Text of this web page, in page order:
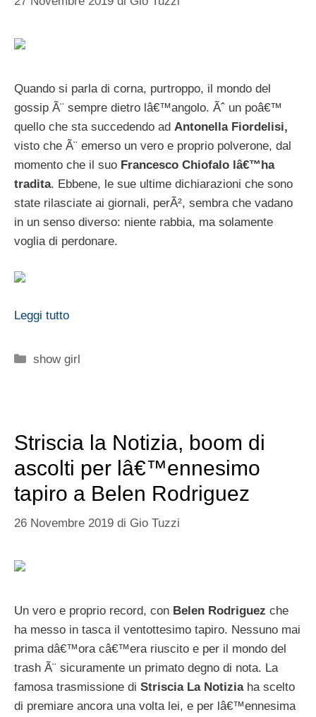
Quando si parla di corna, purtroppo, il mondo del
gossip Ã¨ sempre dietro lâ€™angolo. Ãˆ un poâ€™
quello che sta succedendo ad Antonella Fiordelisi,
visto che Ã¨ emerso un vero e proprio polverone, dal
momento che il suo Francesco Chiofalo lâ€™ha
tradita. Ebbene, le sue ultime dichiarazioni che sono
state rilasciate ai giornali, perÃ², sembra che vadano
in un senso diverso: niente rabbia, ma solamente
voglia di perdonare.
Leggi tutto
Categorie
show girl
Striscia la Notizia, boom di
ascolti per lâ€™ennesimo
tapiro a Belen Rodriguez
26 Novembre 2019 di Gio Tuzzi
Un vero e proprio record, con Belen Rodriguez che
ha messo in tasca il ventottesimo tapiro. Nessuno mai
prima dâ€™ora câ€™era riuscito e per il mondo del
trash Ã¨ sicuramente un primato degno di nota. La
famosa trasmissione di Striscia La Notiziaha scelto
di premiare ancora una volta lei, e per lâ€™ennesima